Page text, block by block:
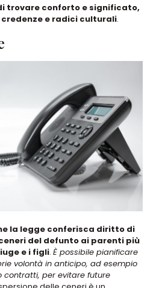
trovare conforto e significato,
e radici culturali.
la legge conferisca diritto di
del defunto ai parenti più
e i figli. È possibile pianificare
volontà in anticipo, ad esempio
per evitare future